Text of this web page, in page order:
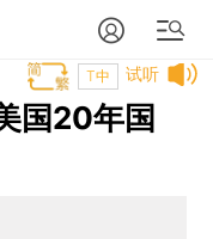
试听
T中
国20年国